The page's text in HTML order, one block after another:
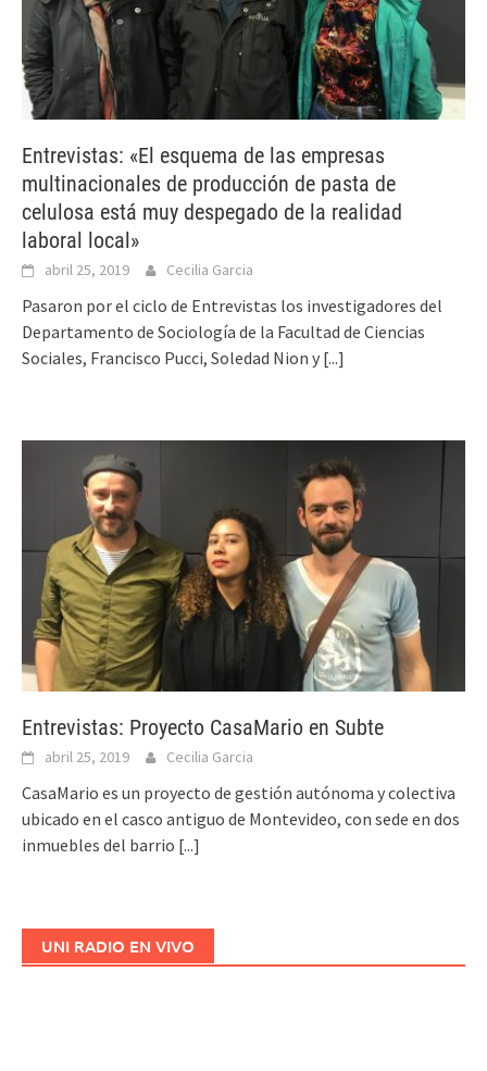
Entrevistas: «El esquema de las empresas
multinacionales de producción de pasta de
celulosa está muy despegado de la realidad
laboral local»
abril 25, 2019 Cecilia Garcia
Pasaron por el ciclo de Entrevistas los investigadores del
Departamento de Sociología de la Facultad de Ciencias
Sociales, Francisco Pucci, Soledad Nion y [...]
Entrevistas: Proyecto CasaMario en Subte
abril 25, 2019 Cecilia Garcia
CasaMario es un proyecto de gestión autónoma y colectiva
ubicado en el casco antiguo de Montevideo, con sede en dos
inmuebles del barrio [...]
UNI RADIO EN VIVO